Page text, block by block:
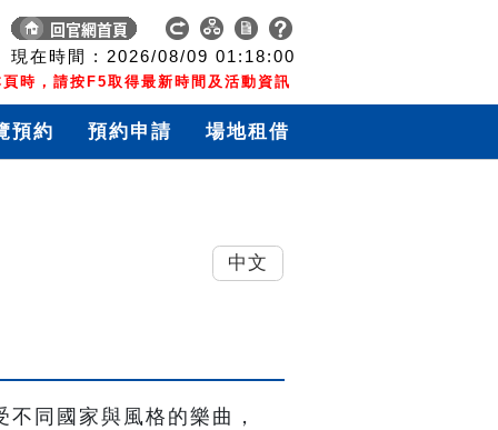
現在時間 : 2026/08/09 01:18:01
時，請按F5取得最新時間及活動資訊
預約 預約申請 場地租借
同國家與風格的樂曲，